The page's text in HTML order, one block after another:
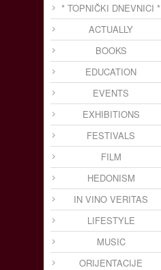
* TOPNIČKI DNEVNICI *
ACTUALLY
BOOKS
EDUCATION
EVENTS
EXHIBITIONS
FESTIVALS
FILM
HEDONISM
IN VINO VERITAS
LIFESTYLE
MUSIC
ORIJENTACIJE